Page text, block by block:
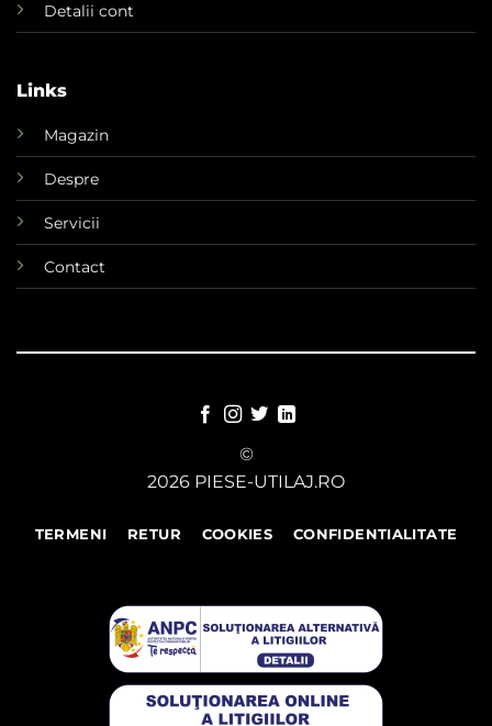
Detalii cont
Links
Magazin
Despre
Servicii
Contact
©
2026 PIESE-UTILAJ.RO
TERMENI RETUR COOKIES CONFIDENTIALITATE